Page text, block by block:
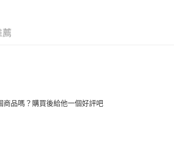
薦
商品嗎？購買後給他一個好評吧